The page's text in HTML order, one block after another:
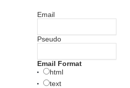
Email
Pseudo
Email Format
html
text